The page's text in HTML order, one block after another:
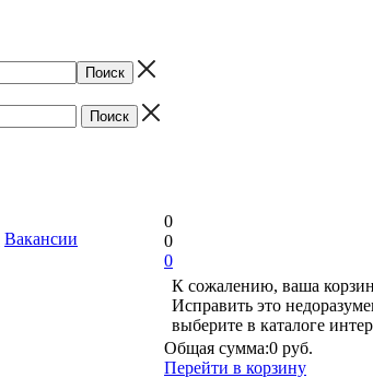
Вакансии
0
0
0
К сожалению, ваша
Исправить это
выберите в каталоге
Общая сумма:0 руб.
Перейти в корзину